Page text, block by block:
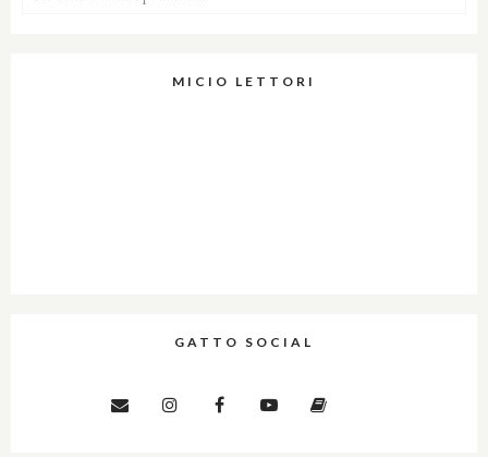
MICIO LETTORI
GATTO SOCIAL